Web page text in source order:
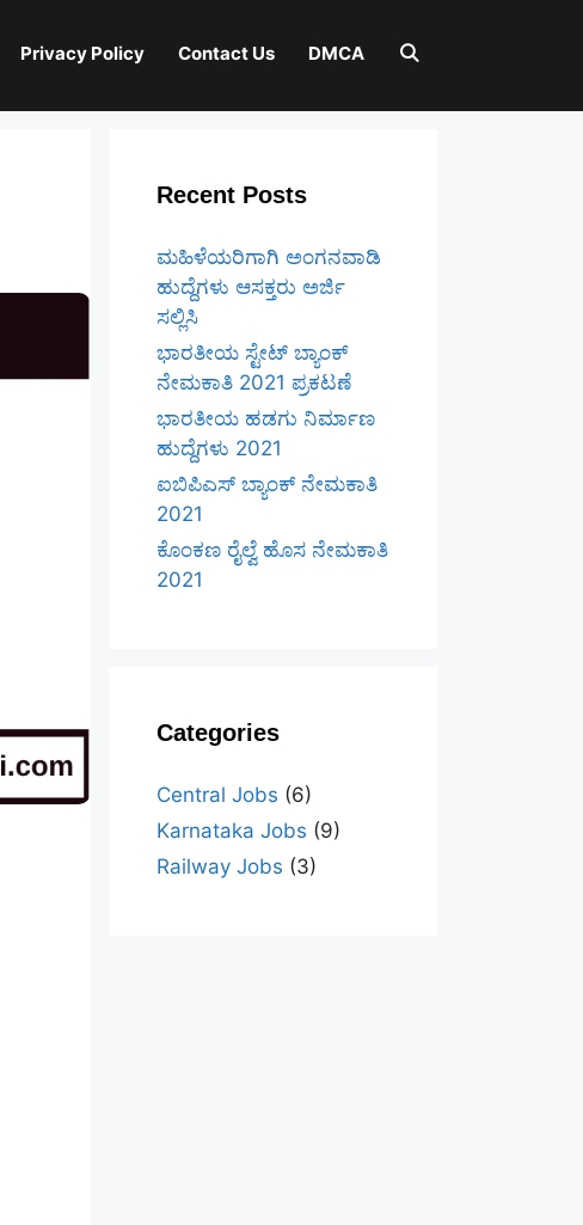
Privacy Policy Contact Us DMCA
Recent Posts
ಮಹಿಳೆಯರಿಗಾಗಿ ಅಂಗನವಾಡಿ
ಹುದ್ದೆಗಳು ಆಸಕ್ತರು ಅರ್ಜಿ
ಸಲ್ಲಿಸಿ
ಭಾರತೀಯ ಸ್ಟೇಟ್ ಬ್ಯಾಂಕ್
ನೇಮಕಾತಿ 2021 ಪ್ರಕಟಣೆ
ಭಾರತೀಯ ಹಡಗು ನಿರ್ಮಾಣ
ಹುದ್ದೆಗಳು 2021
ಐಬಿಪಿಎಸ್ ಬ್ಯಾಂಕ್ ನೇಮಕಾತಿ
2021
ಕೊಂಕಣ ರೈಲ್ವೆ ಹೊಸ ನೇಮಕಾತಿ
2021
Categories
Central Jobs (6)
Karnataka Jobs (9)
Railway Jobs (3)